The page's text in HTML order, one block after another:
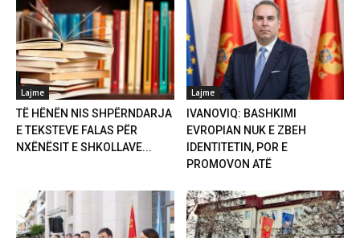
Lajme
TË HËNËN NIS SHPËRNDARJA
E TEKSTEVE FALAS PËR
NXËNËSIT E SHKOLLAVE...
Lajme
IVANOVIQ: BASHKIMI
EVROPIAN NUK E ZBEH
IDENTITETIN, POR E
PROMOVON ATË